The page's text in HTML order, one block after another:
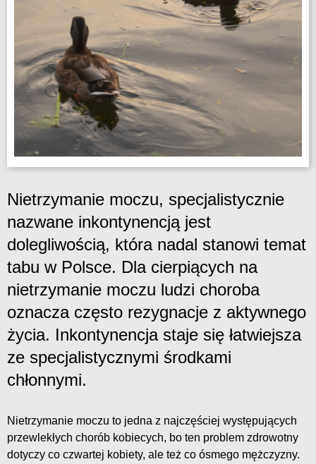
Nietrzymanie moczu, specjalistycznie
nazwane inkontynencją jest
dolegliwością, która nadal stanowi temat
tabu w Polsce. Dla cierpiących na
nietrzymanie moczu ludzi choroba
oznacza często rezygnacje z aktywnego
życia. Inkontynencja staje się łatwiejsza
ze specjalistycznymi środkami
chłonnymi.
Nietrzymanie moczu to jedna z najczęściej występujących
przewlekłych chorób kobiecych, bo ten problem zdrowotny
dotyczy co czwartej kobiety, ale też co ósmego mężczyzny.